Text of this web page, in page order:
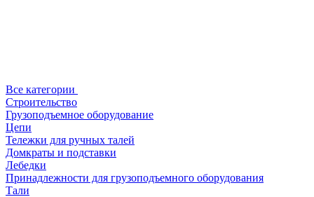
Все категории
Строительство
Грузоподъемное оборудование
Цепи
Тележки для ручных талей
Домкраты и подставки
Лебедки
Принадлежности для грузоподъемного оборудования
Тали